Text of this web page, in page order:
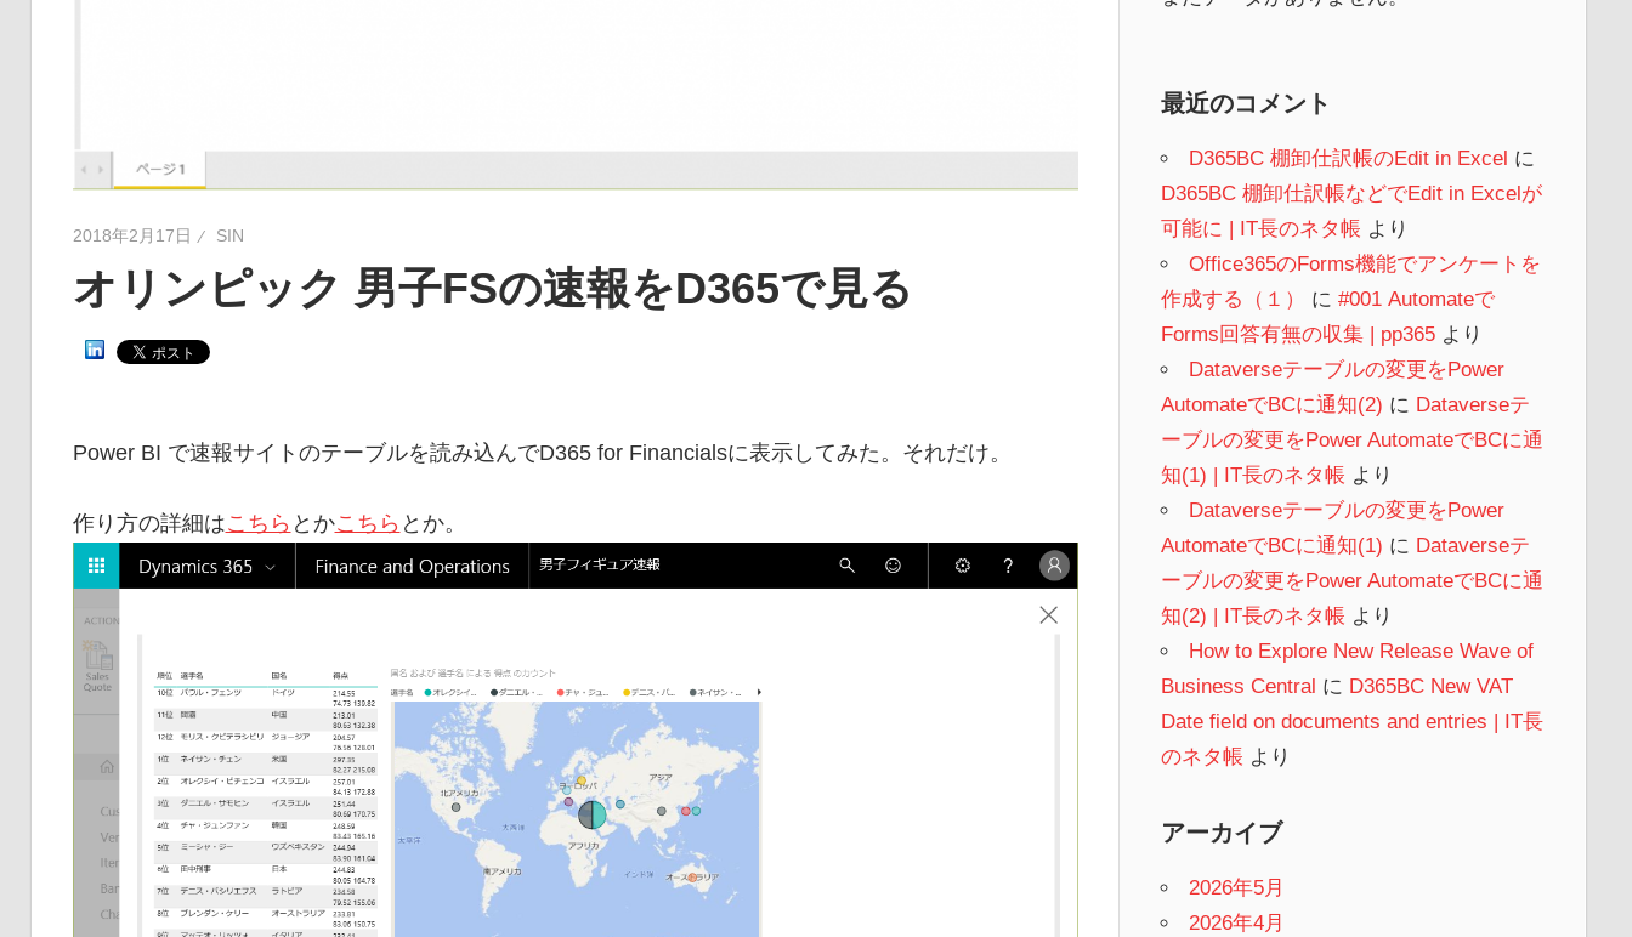
2018年2月17日 SIN
オリンピック 男子FSの速報をD365で見る
Power BI で速報サイトのテーブルを読み込んでD365 for Financialsに表示してみた。それだけ。
作り方の詳細はこちら とかこちら とか。
最近のコメント
D365BC 棚卸仕訳帳のEdit in Excel に
D365BC 棚卸仕訳帳などでEdit in Excelが
可能に | IT長のネタ帳 より
Office365のForms機能でアンケートを
作成する（１）
に #001 Automateで
Forms回答有無の収集 | pp365より
Dataverseテーブルの変更をPower
AutomateでBCに通知(2) に Dataverseテ
ーブルの変更をPower AutomateでBCに通
知(1) | IT長のネタ帳 より
Dataverseテーブルの変更をPower
AutomateでBCに通知(1) に Dataverseテ
ーブルの変更をPower AutomateでBCに通
知(2) | IT長のネタ帳 より
How to Explore New Release Wave of
Business Central に D365BC New VAT
Date field on documents and entries | IT長
のネタ帳 より
アーカイブ
2026年5月
2026年4月